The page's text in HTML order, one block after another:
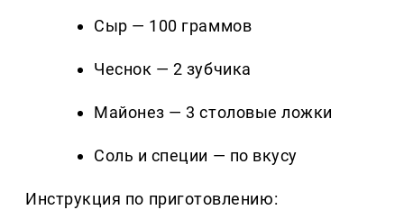
Сыр — 100 граммов
Чеснок — 2 зубчика
Майонез — 3 столовые ложки
Соль и специи — по вкусу
Инструкция по приготовлению: